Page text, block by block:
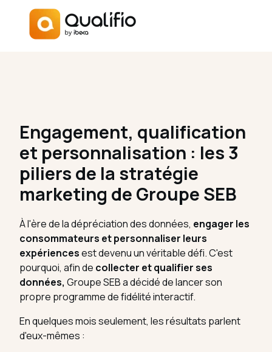
Engagement, qualification
et personnalisation : les 3
piliers de la stratégie
marketing de Groupe SEB
À l'ère de la dépréciation des données, engager les
consommateurs et personnaliser leurs
expériencesest devenu un véritable défi. C'est
pourquoi, afin de collecter et qualifier ses
données, Groupe SEB a décidé de lancer son
propre programme de fidélité interactif.
En quelques mois seulement, les résultats parlent
d'eux-mêmes :